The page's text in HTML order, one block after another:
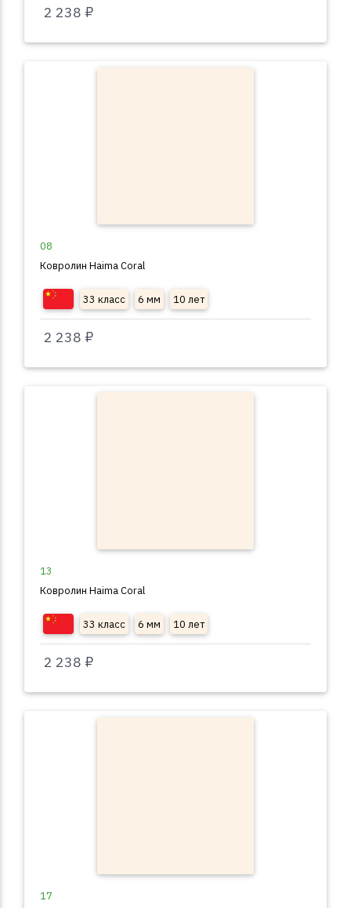
2 238 ₽
08
Ковролин Haima Coral
33 класс 6 мм 10 лет
2 238 ₽
13
Ковролин Haima Coral
33 класс 6 мм 10 лет
2 238 ₽
17